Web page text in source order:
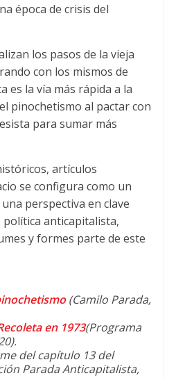
época de crisis del
los pasos de la vieja
con los mismos de
es la vía más rápida a la
pinochetismo al pactar con
para sumar más
, artículos
se configura como un
perspectiva en clave
anticapitalista,
y formes parte de este
(Camilo Parada,
en 1973(Programa
del capítulo 13del
Parada Anticapitalista,